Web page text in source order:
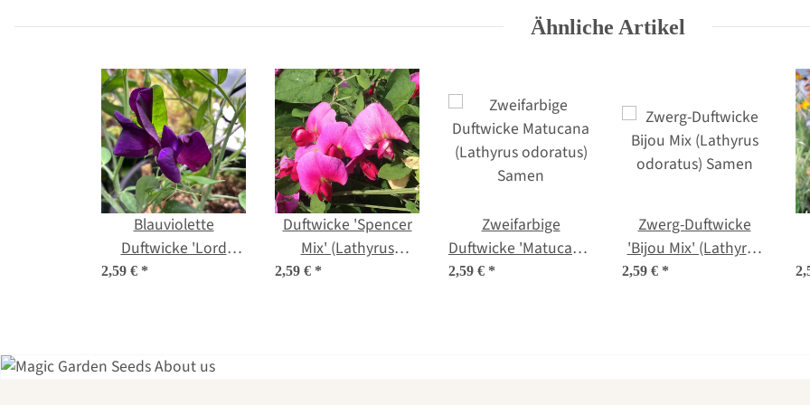
Ähnliche Artikel
Blauviolette
Duftwicke 'Lord
Nelson' (Lathyrus
2,59 € *
Duftwicke 'Spencer
Mix' (Lathyrus
odoratus) Bio
2,59 € *
Zweifarbige
Duftwicke 'Matucana'
(Lathyrus odoratus)
2,59 € *
Zwerg-Duftwicke
'Bijou Mix' (Lathyrus
odoratus) Samen
2,59 € *